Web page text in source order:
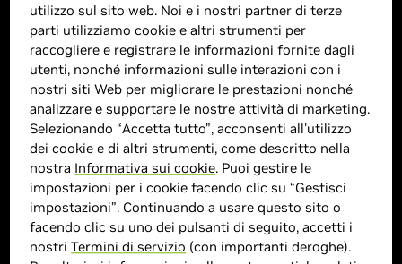
- 32 GB GDDR7, 512 bit, PCI-E
5.0, 2655MHz Frequenza Base, 3
x DP 2.1a, 1 x HDMI 2.1b, NVIDIA
DLSS 4, GV-N5090AORUSM ICE-
32GD
utilizzo sul sito web. Noi e i nostri partner di terze
parti utilizziamo cookie e altri strumenti per
raccogliere e registrare le informazioni fornite dagli
utenti, nonché informazioni sulle interazioni con i
nostri siti Web per migliorare le prestazioni nonché
analizzare e supportare le nostre attività di marketing.
Selezionando “Accetta tutto”, acconsenti all'utilizzo
dei cookie e di altri strumenti, come descritto nella
nostra Informativa sui cookie. Puoi gestire le
impostazioni per i cookie facendo clic su “Gestisci
impostazioni”. Continuando a usare questo sito o
facendo clic su uno dei pulsanti di seguito, accetti i
nostriTermini di servizio (con importanti deroghe).